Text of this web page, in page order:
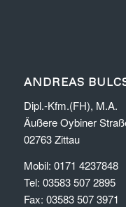
ANDREAS
Dipl.-Kfm.(FH), M.A.
Äußere Oybiner
02763 Zittau
Mobil: 0171 4237848
Tel: 03583 507 2895
Fax: 03583 507 3971